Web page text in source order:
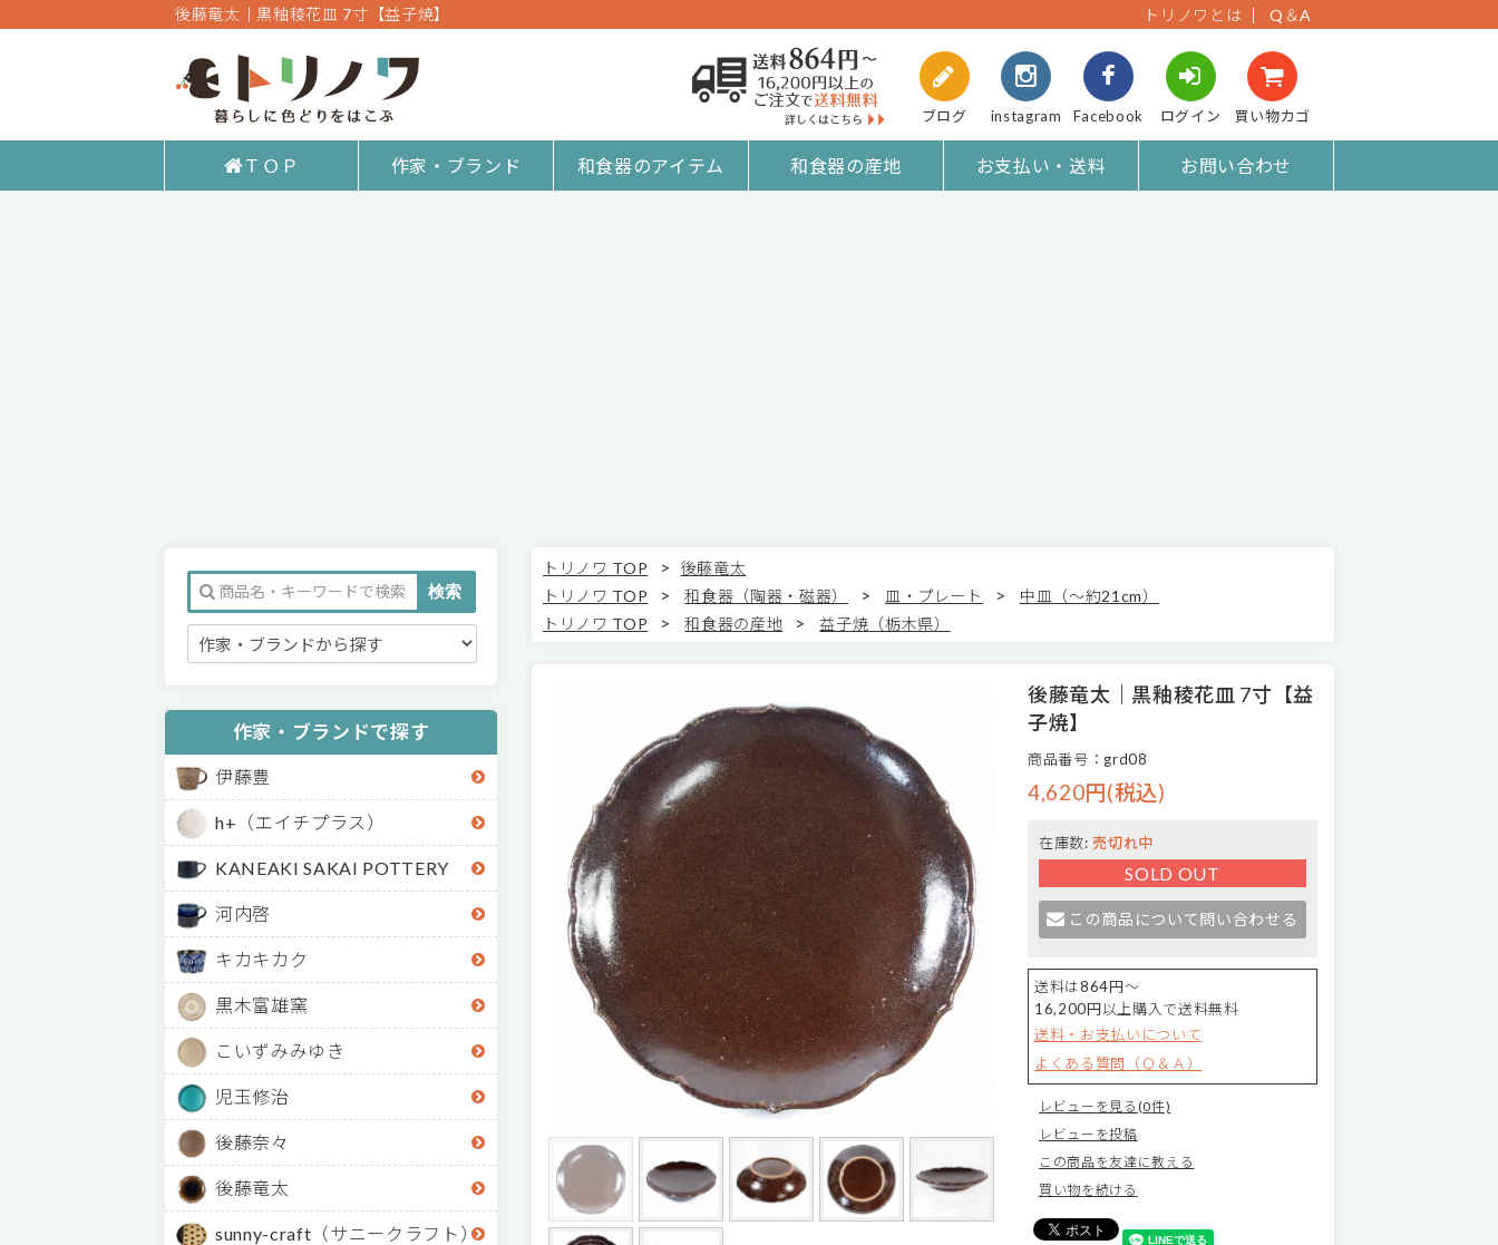
後藤竜太｜黒釉稜花皿 7寸【益子焼】 トリノワとは Q＆A
ブログ instagram Facebook ログイン 買い物カゴ
ＴＯＰ 作家・ブランド 和食器のアイテム 和食器の産地 お支払い・送料 お問い合わせ
作家・ブランドで探す
伊藤豊
h+（エイチプラス）
KANEAKI SAKAI POTTERY
河内啓
キカキカク
黒木富雄窯
こいずみみゆき
児玉修治
後藤奈々
後藤竜太
sunny-craft（サニークラフト）
トリノワ TOP >
後藤竜太
トリノワ TOP
> 和食器（陶器・磁器） > 皿・プレート >
中皿（～約21cm）
トリノワ TOP
> 和食器の産地 > 益子焼（栃木県）
後藤竜太｜黒釉稜花皿 7寸【益
子焼】
商品番号：grd08
4,620円(税込)
在庫数: 売切れ中
SOLD OUT
この商品について問い合わせる
送料は864円～
16,200円以上購入で送料無料
送料・お支払いについて
よくある質問（Ｑ＆Ａ）
レビューを見る(0件)
レビューを投稿
この商品を友達に教える
買い物を続ける